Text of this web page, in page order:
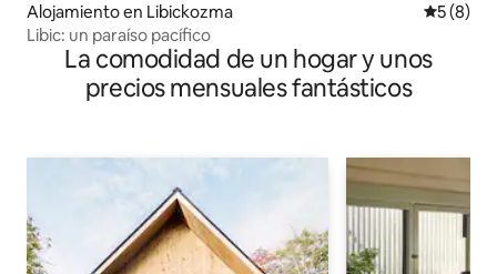
Alojamiento en Libickozma
5 (8)
Libic: un paraíso pacífico
La comodidad de un hogar y unos
precios mensuales fantásticos